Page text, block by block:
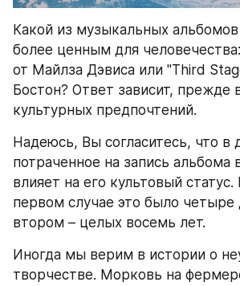
Какой из музыкальных
более ценным для
от Майлза Дэвиса или "Third
Бостон? Ответ зависит, прежде
культурных предпочтений.
Надеюсь, Вы согласитесь, что в
потраченное на запись альбома
влияет на его культовый
первом случае это было четыре
втором – целых восемь лет.
Иногда мы верим в истории о
творчестве. Морковь на